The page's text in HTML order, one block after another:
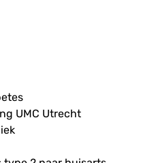
UMC Utrecht